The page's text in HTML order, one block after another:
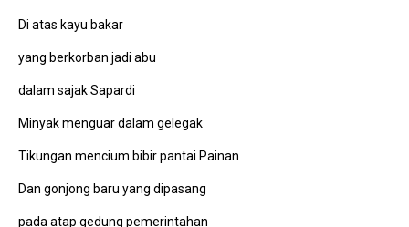
Di atas kayu bakar
yang berkorban jadi abu
dalam sajak Sapardi
Minyak menguar dalam gelegak
Tikungan mencium bibir pantai Painan
Dan gonjong baru yang dipasang
pada atap gedung pemerintahan